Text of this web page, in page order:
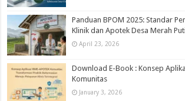
Panduan BPOM 2025: Standar
Klinik dan Apotek Desa Merah
April 23, 2026
Download E-Book : Konsep
Komunitas
January 3, 2026